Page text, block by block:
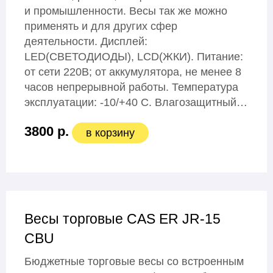
и промышленности. Весы так же можно
применять и для других сфер
деятельности. Дисплей:
LЕD(СВЕТОДИОДЫ), LСD(ЖКИ). Питание:
от сети 220В; от аккумулятора, не менее 8
часов непрерывной работы. Температура
эксплуатации: -10/+40 С. Влагозащитный…
3800 р. в корзину
Весы торговые CAS ER JR-15
CBU
Бюджетные торговые весы со встроенным